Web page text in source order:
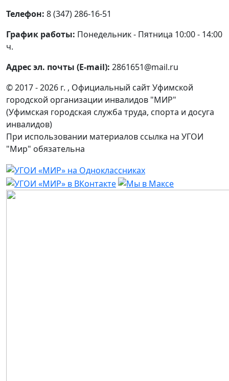
Телефон: 8 (347) 286-16-51
График работы: Понедельник - Пятница 10:00 - 14:00
ч.
Адрес эл. почты (E-mail): 2861651@mail.ru
© 2017 - 2026 г. , Официальный сайт Уфимской
городской организации инвалидов "МИР"
(Уфимская городская служба труда, спорта и досуга
инвалидов)
При использовании материалов ссылка на УГОИ
"Мир" обязательна